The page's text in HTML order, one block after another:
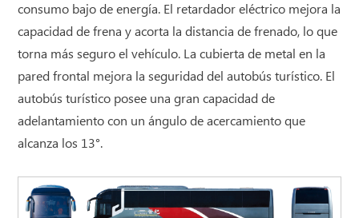
consumo bajo de energía. El retardador eléctrico mejora la
capacidad de frena y acorta la distancia de frenado, lo que
torna más seguro el vehículo. La cubierta de metal en la
pared frontal mejora la seguridad del autobús turístico. El
autobús turístico posee una gran capacidad de
adelantamiento con un ángulo de acercamiento que
alcanza los 13°.